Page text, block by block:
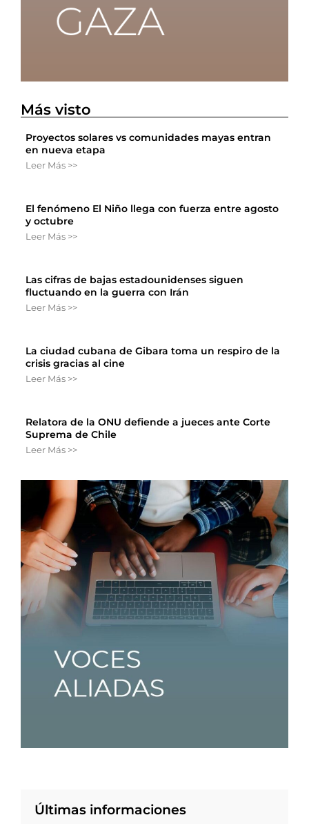
Más visto
Proyectos solares vs comunidades mayas entran
en nueva etapa
Leer Más >>
El fenómeno El Niño llega con fuerza entre agosto
y octubre
Leer Más >>
Las cifras de bajas estadounidenses siguen
fluctuando en la guerra con Irán
Leer Más >>
La ciudad cubana de Gibara toma un respiro de la
crisis gracias al cine
Leer Más >>
Relatora de la ONU defiende a jueces ante Corte
Suprema de Chile
Leer Más >>
Últimas informaciones